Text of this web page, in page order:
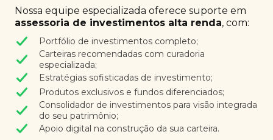
Nossa equipe especializada oferece suporte em
assessoria de investimentos alta renda, com:
Portfólio de investimentos completo;
Carteiras recomendadas com curadoria
especializada;
Estratégias sofisticadas de investimento;
Produtos exclusivos e fundos diferenciados;
Consolidador de investimentos para visão integrada
do seu patrimônio;
Apoio digital na construção da sua carteira.